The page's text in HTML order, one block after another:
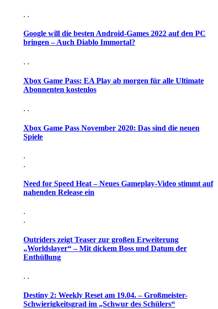
. .
Google will die besten Android-Games 2022 auf den PC
bringen – Auch Diablo Immortal?
. .
Xbox Game Pass: EA Play ab morgen für alle Ultimate
Abonnenten kostenlos
. .
Xbox Game Pass November 2020: Das sind die neuen
Spiele
.
.
Need for Speed Heat – Neues Gameplay-Video stimmt auf
nahenden Release ein
.
.
Outriders zeigt Teaser zur großen Erweiterung
„Worldslayer“ – Mit dickem Boss und Datum der
Enthüllung
. .
Destiny 2: Weekly Reset am 19.04. – Großmeister-
Schwierigkeitsgrad im „Schwur des Schülers“